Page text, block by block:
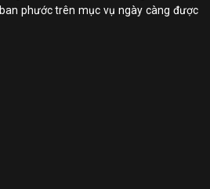
phước trên mục vụ ngày càng được